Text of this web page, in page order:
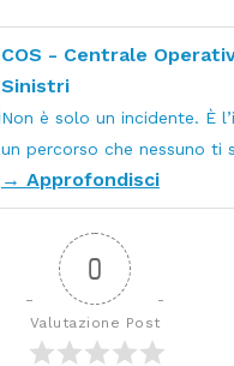
COS - Centrale
Sinistri
Non è solo un incidente. È
un percorso che nessuno ti
→ Approfondisci
0
Valutazione Post